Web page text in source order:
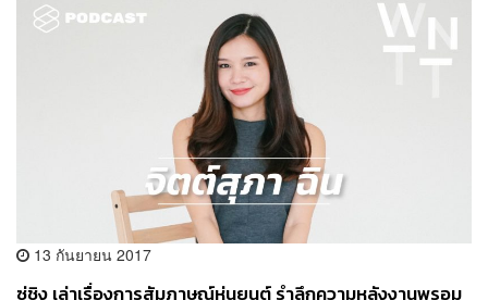
13 กันยายน 2017
ซู่ชิง เล่าเรื่องการสัมภาษณ์หุ่นยนต์ รำลึกความหลังงานพรอม